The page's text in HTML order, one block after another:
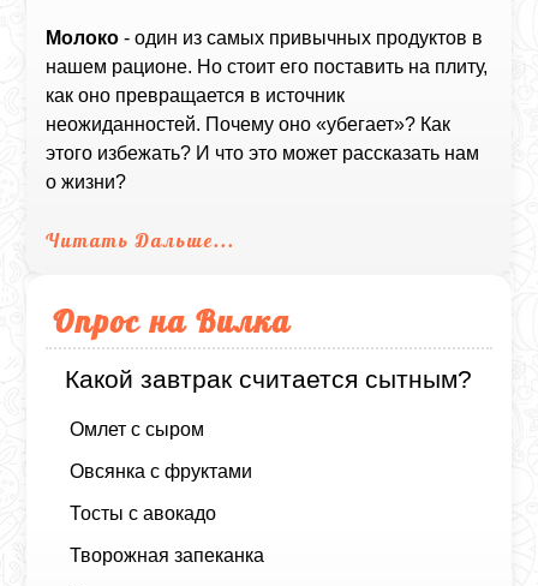
Молоко - один из самых привычных продуктов в
нашем рационе. Но стоит его поставить на плиту,
как оно превращается в источник
неожиданностей. Почему оно «убегает»? Как
этого избежать? И что это может рассказать нам
о жизни?
Читать Дальше...
Опрос на Вилка
Какой завтрак считается сытным?
Омлет с сыром
Овсянка с фруктами
Тосты с авокадо
Творожная запеканка